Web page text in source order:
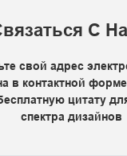
С
свой адрес
в контактной
цитату
спектра дизайнов